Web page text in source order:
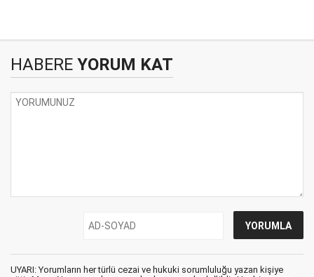
HABERE YORUM KAT
UYARI: Yorumların her türlü cezai ve hukuki sorumluluğu yazan kişiye